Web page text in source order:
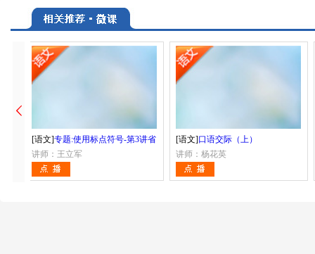
[语文]专题:使用标点符号-第3讲省
略号
讲师：王立军
[语文]口语交际（上）
讲师：杨花英